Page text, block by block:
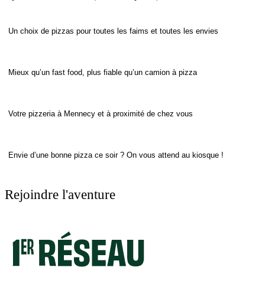
Un choix de pizzas pour toutes les faims et toutes les envies
Mieux qu’un fast food, plus fiable qu’un camion à pizza
Votre pizzeria à Mennecy et à proximité de chez vous
Envie d’une bonne pizza ce soir ? On vous attend au kiosque !
Rejoindre l'aventure